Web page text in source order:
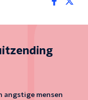
angstige mensen